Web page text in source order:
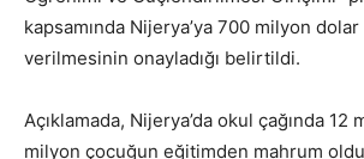
kapsamında Nijerya’ya 700 milyon
verilmesinin onayladığı belirtildi.
Açıklamada, Nijerya’da okul çağında 12
milyon çocuğun eğitimden mahrum